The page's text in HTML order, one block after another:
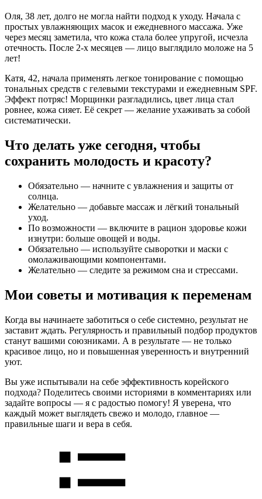
Оля, 38 лет, долго не могла найти подход к уходу. Начала с
простых увлажняющих масок и ежедневного массажа. Уже
через месяц заметила, что кожа стала более упругой, исчезла
отечность. После 2-х месяцев — лицо выглядило моложе на 5
лет!
Катя, 42, начала применять легкое тонирование с помощью
тональных средств с гелевыми текстурами и ежедневным SPF.
Эффект потряс! Морщинки разгладились, цвет лица стал
ровнее, кожа сияет. Её секрет — желание ухаживать за собой
систематически.
Что делать уже сегодня, чтобы
сохранить молодость и красоту?
Обязательно — начните с увлажнения и защиты от
солнца.
Желательно — добавьте массаж и лёгкий тональный
уход.
По возможности — включите в рацион здоровье кожи
изнутри: больше овощей и воды.
Обязательно — используйте сыворотки и маски с
омолаживающими компонентами.
Желательно — следите за режимом сна и стрессами.
Мои советы и мотивация к переменам
Когда вы начинаете заботиться о себе системно, результат не
заставит ждать. Регулярность и правильный подбор продуктов
станут вашими союзниками. А в результате — не только
красивое лицо, но и повышенная уверенность и внутренний
уют.
Вы уже испытывали на себе эффективность корейского
подхода? Поделитесь своими историями в комментариях или
задайте вопросы — я с радостью помогу! Я уверена, что
каждый может выглядеть свежо и молодо, главное —
правильные шаги и вера в себя.